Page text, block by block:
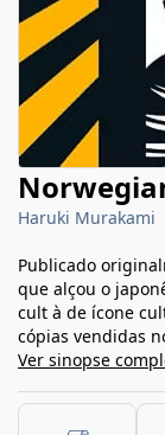
Haruki Murakami
Publicado
que alçou o
cult à de ícone
cópias vendidas
Ver sinopse